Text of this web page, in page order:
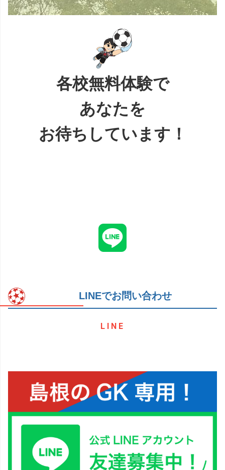
各校無料体験で
あなたを
お待ちしています！
LINEでお問い合わせ
LINE